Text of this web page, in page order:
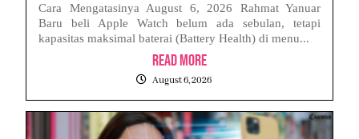
Cara Mengatasinya August 6, 2026 Rahmat Yanuar
Baru beli Apple Watch belum ada sebulan, tetapi
kapasitas maksimal baterai (Battery Health) di menu...
Read More
August 6, 2026